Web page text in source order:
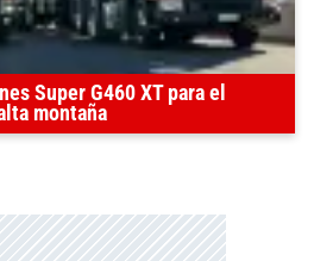
Super G460 XT para el
montaña